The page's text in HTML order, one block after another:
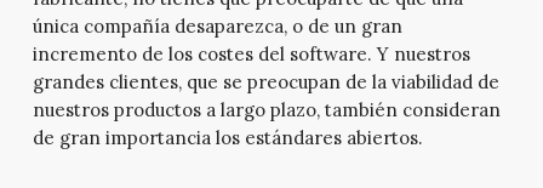
única compañía desaparezca, o de un gran
incremento de los costes del software. Y nuestros
grandes clientes, que se preocupan de la viabilidad de
nuestros productos a largo plazo, también consideran
de gran importancia los estándares abiertos.